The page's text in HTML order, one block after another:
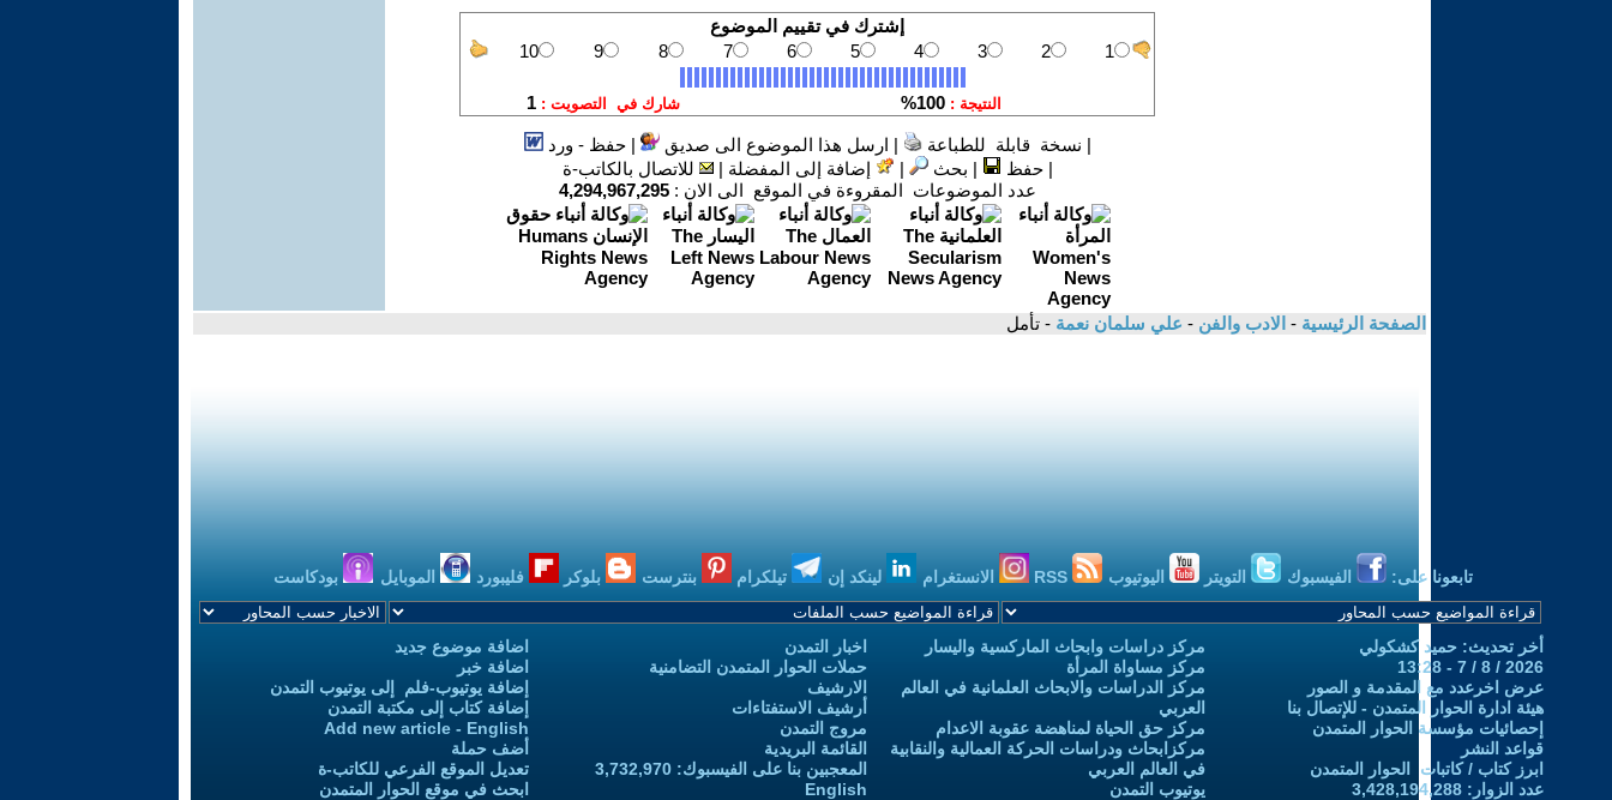
| نسخة قابلة للطباعة | ارسل هذا الموضوع الى صديق |حفظ - ورد
|حفظ | بحث | إضافة إلى المفضلة |
للاتصال بالكاتب-ة
عدد الموضوعات المقروءة في الموقع الى الان : 4,294,967,295
الصفحة الرئيسية - الادب والفن - علي سلمان نعمة - تأمل
تابعونا على: الفيسبوك التويتر اليوتيوب الانستغرام لينكد إن تيلكرام بنترست بلوكر فليبورد الموبايل بودكاست
أخر تحديث: حميد كشكولي
2026 / 8 / 7 - 13:28
عرض اخرعدد مع المقدمة و الصور
هيئة ادارة الحوار المتمدن - للإتصال بنا
إحصائيات مؤسسة الحوار المتمدن
قواعد النشر
ابرز كتاب / كاتبات الحوار المتمدن
عدد الزوار: 3,428,194,288
مركز دراسات وابحاث الماركسية واليسار
مركز مساواة المرأة
مركز الدراسات والابحاث العلمانية في العالم
العربي
مركز حق الحياة لمناهضة عقوبة الاعدام
مركزابحاث ودراسات الحركة العمالية والنقابية
في العالم العربي
يوتيوب التمدن
اخبار التمدن
حملات الحوار المتمدن التضامنية
الارشيف
أرشيف الاستفتاءات
مروج التمدن
القائمة البريدية
المعجبين بنا على الفيسبوك: 3,732,970
English
اضافة موضوع جديد
اضافة خبر
إضافة يوتيوب-فلم إلى يوتيوب التمدن
إضافة كتاب إلى مكتبة التمدن
Add new article - English
أضف حملة
تعديل الموقع الفرعي للكاتب-ة
ابحث في موقع الحوار المتمدن